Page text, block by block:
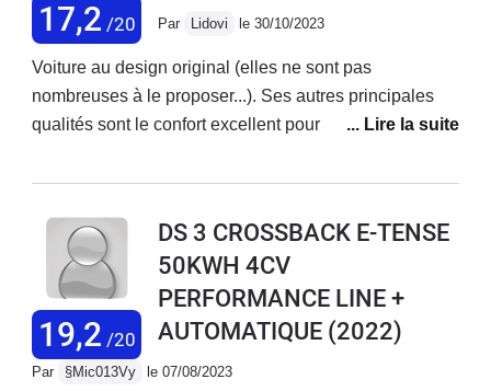
17,2 /20 Par Lidovi le 30/10/2023
Voiture au design original (elles ne sont pas
nombreuses à le proposer...). Ses autres principales
qualités sont le confort excellent pour la catégorie, la
automatique très agréable et la finition de bon
direction manque un peu de précision et de ressenti de
la route. Autre point d'amélioration : l'ergonomie de
l'écran central n'est pas toujours très intuitif. En
synthèse, après plus de 4 années d'utilisation, je suis
très satisfait d'avoir choisi cette DS3 CB, très
attachante et avec laquelle je n'ai pas rencontré de
19,2 /20
DS 3 CROSSBACK E-TENSE
50KWH 4CV
PERFORMANCE LINE +
AUTOMATIQUE (2022)
Par §Mic013Vy le 07/08/2023